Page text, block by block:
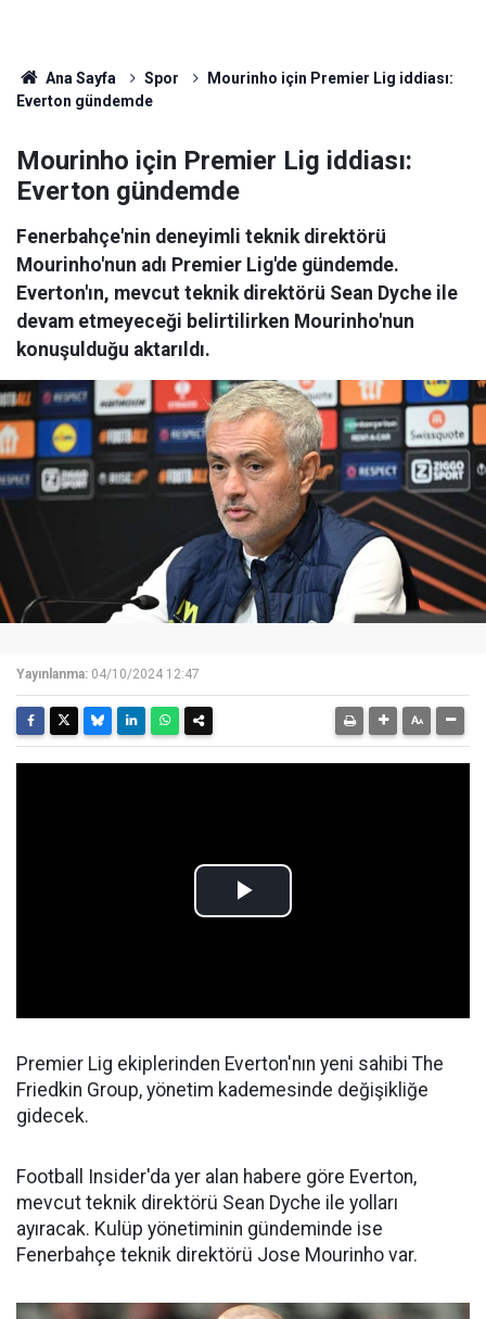
Ana Sayfa Spor
Mourinho için Premier Lig iddiası:
Everton gündemde
Mourinho için Premier Lig iddiası:
Everton gündemde
Fenerbahçe'nin deneyimli teknik direktörü
Mourinho'nun adı Premier Lig'de gündemde.
Everton'ın, mevcut teknik direktörü Sean Dyche ile
devam etmeyeceği belirtilirken Mourinho'nun
konuşulduğu aktarıldı.
Yayınlanma: 04/10/2024 12:47
Premier Lig ekiplerinden Everton'nın yeni sahibi The
Friedkin Group, yönetim kademesinde değişikliğe
gidecek.
Football Insider'da yer alan habere göre Everton,
mevcut teknik direktörü Sean Dyche ile yolları
ayıracak. Kulüp yönetiminin gündeminde ise
Fenerbahçe teknik direktörü Jose Mourinho var.